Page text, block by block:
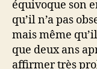
équivoque son
qu’il n’a pas
mais même
que deux ans
affirmer très